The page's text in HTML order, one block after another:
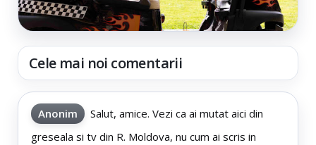
Cele mai noi comentarii
Anonim
Salut, amice. Vezi ca ai mutat aici din
greseala si tv din R. Moldova, nu cum ai scris in